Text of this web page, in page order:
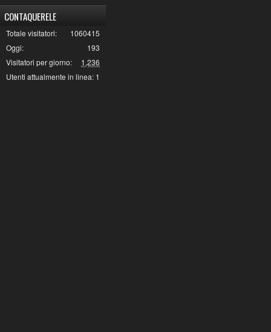
CONTAQUERELE
1060415
Totale visitatori:
193
Oggi:
1,236
Visitatori per giorno:
1
Utenti attualmente in linea: